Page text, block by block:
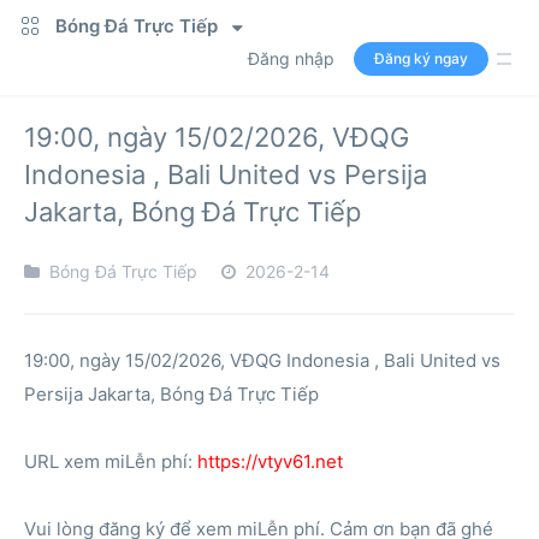
Bóng Đá Trực Tiếp
Đăng nhập Đăng ký ngay
19:00, ngày 15/02/2026, VĐQG
Indonesia , Bali United vs Persija
Jakarta, Bóng Đá Trực Tiếp
Bóng Đá Trực Tiếp 2026-2-14
19:00, ngày 15/02/2026, VĐQG Indonesia , Bali United vs
Persija Jakarta, Bóng Đá Trực Tiếp
URL xem miLễn phí: https://vtyv61.net
Vui lòng đăng ký để xem miLễn phí. Cảm ơn bạn đã ghé